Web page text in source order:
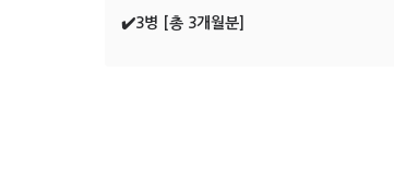
✔️3병 [총 3개월분]